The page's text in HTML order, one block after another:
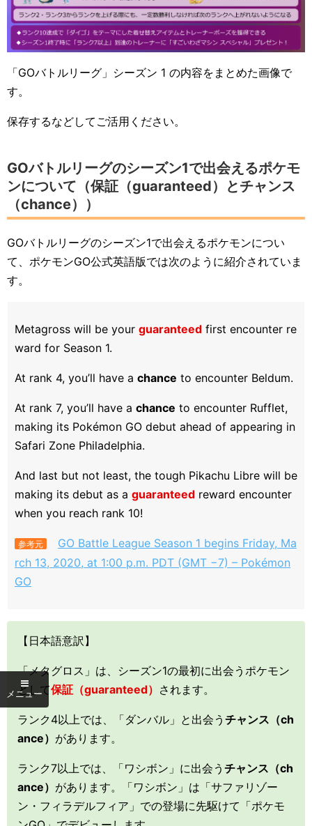
「GOバトルリーグ」シーズン 1 の内容をまとめた画像で
す。
保存するなどしてご活用ください。
GOバトルリーグのシーズン1で出会えるポケモ
ンについて（保証（guaranteed）とチャンス
（chance））
GOバトルリーグのシーズン1で出会えるポケモンについ
て、ポケモンGO公式英語版では次のように紹介されていま
す。
Metagross will be your guaranteed first encounter re
ward for Season 1.
At rank 4, you’ll have a chance to encounter Beldum.
At rank 7, you’ll have a chance to encounter Rufflet,
making its Pokémon GO debut ahead of appearing in
Safari Zone Philadelphia.
And last but not least, the tough Pikachu Libre will be
making its debut as a guaranteed reward encounter
when you reach rank 10!
参考元
GO Battle League Season 1 begins Friday, Ma
rch 13, 2020, at 1:00 p.m. PDT (GMT −7) – Pokémon
GO
【日本語意訳】
「メタグロス」は、シーズン1の最初に出会うポケモン
として保証（guaranteed） されます。
ランク4以上では、「ダンバル」と出会う チャンス（ch
ance） があります。
ランク7以上では、「ワシボン」に出会う チャンス（ch
ance） があります。「ワシボン」は「サファリゾー
ン・フィラデルフィア」での登場に先駆けて「ポケモ